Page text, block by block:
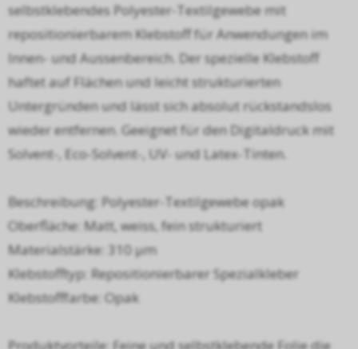
selbstklebendes Polyester-Textilgewebe mit
repositionierbarem Klebstoff für Anwendungen im
Innen- und Aussenbereich. Der spezielle Klebstoff
haftet auf Flächen und leicht strukturierten
Untergründen und lässt sich absolut rückstandslos
wieder entfernen. Geeignet für den Digitaldruck mit
Solvent-, Eco-Solvent-, UV- und Latex-Tinten.
Beschreibung: Polyester-Textilgewebe opak
Oberfläche: Matt, weiss, fein strukturiert
Materialstärke: 310 µm
Klebstofftyp: Repositionierbarer Spezialkleber
Klebstofffarbe: Opak